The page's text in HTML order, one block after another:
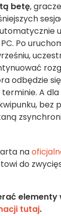
betę,
Po
odbędzie
A
bez
na
do
tutaj.